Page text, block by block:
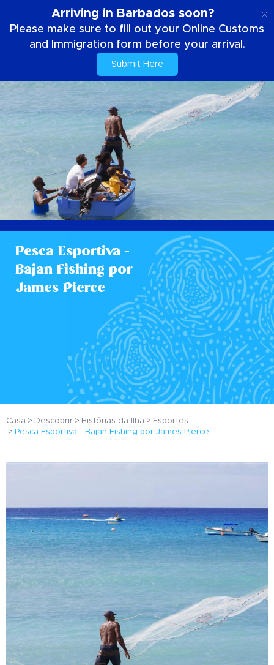
Arriving in Barbados soon?
Please make sure to fill out your Online Customs
and Immigration form before your arrival.
Submit Here
Pesca Esportiva -
Bajan Fishing por
James Pierce
Casa Descobrir Histórias da Ilha
Esportes
Pesca Esportiva - Bajan Fishing por James Pierce